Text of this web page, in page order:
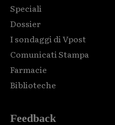
Speciali
Dossier
I sondaggi di Vpost
Comunicati Stampa
Farmacie
Biblioteche
Feedback